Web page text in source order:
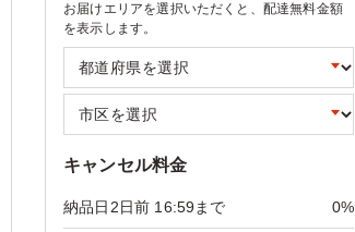
お届けエリアを選択いただくと、配達無料金額
を表示します。
キャンセル料金
納品日2日前 16:59まで 0%